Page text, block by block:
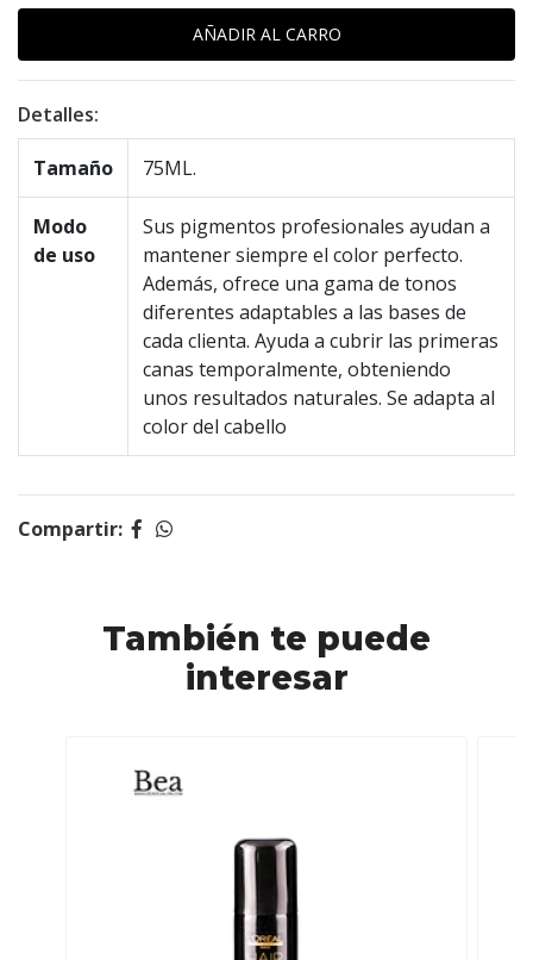
Detalles:
Tamaño 75ML.
Modo
de uso
Sus pigmentos profesionales ayudan a
mantener siempre el color perfecto.
Además, ofrece una gama de tonos
diferentes adaptables a las bases de
cada clienta. Ayuda a cubrir las primeras
canas temporalmente, obteniendo
unos resultados naturales. Se adapta al
color del cabello
Compartir:
También te puede
interesar